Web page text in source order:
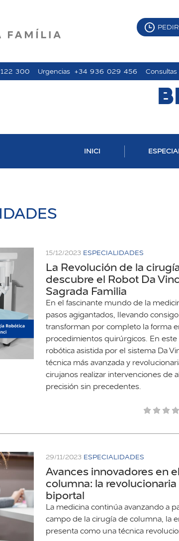
300 Urgencias +34 936 029 456
INICI
15/12/2023 ESPECIALIDADES
La Revolución de la
descubre el Robot Da
Sagrada Familia
En el fascinante mundo de la
pasos agigantados, llevando
transforman por completo la forma
procedimientos quirúrgicos. En
robótica asistida por el sistema Da
técnica más avanzada y
cirujanos realizar intervenciones de
precisión sin precedentes.
29/11/2023 ESPECIALIDADES
Avances innovadores en
columna: la
biportal
La medicina continúa avanzando a
campo de la cirugía de columna, la
presenta como una técnica